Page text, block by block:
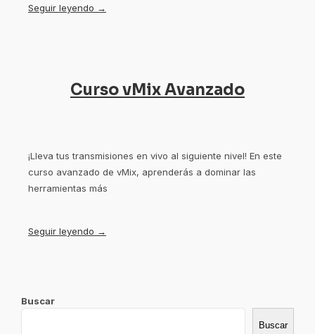
Seguir leyendo →
Curso vMix Avanzado
¡Lleva tus transmisiones en vivo al siguiente nivel! En este
curso avanzado de vMix, aprenderás a dominar las
herramientas más
Seguir leyendo →
Buscar
Buscar